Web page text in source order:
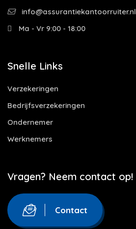
info@assurantiekantoorruiter.nl
Ma - Vr 9:00 - 18:00
Snelle Links
Verzekeringen
Bedrijfsverzekeringen
Ondernemer
Werknemers
Vragen? Neem contact op!
Contact